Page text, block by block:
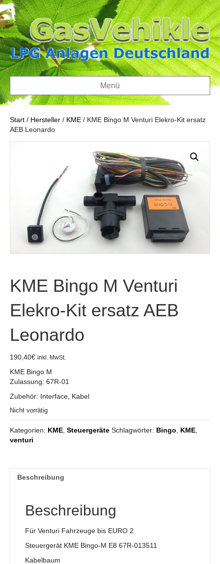
Menü
Start / Hersteller / KME / KME Bingo M Venturi Elekro-Kit ersatz
AEB Leonardo
KME Bingo M Venturi
Elekro-Kit ersatz AEB
Leonardo
190,40€ inkl. MwSt.
KME Bingo M
Zulassung: 67R-01
Zubehör: Interface, Kabel
Nicht vorrätig
Kategorien: KME, Steuergeräte Schlagwörter: Bingo, KME,
venturi
Beschreibung
Beschreibung
Für Venturi Fahrzeuge bis EURO 2
Steuergerät KME Bingo-M E8 67R-013511
Kabelbaum